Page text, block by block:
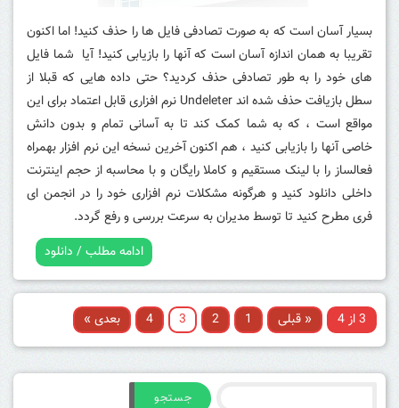
بسیار آسان است که به صورت تصادفی فایل ها را حذف کنید! اما اکنون
تقریبا به همان اندازه آسان است که آنها را بازیابی کنید! آیا شما فایل
های خود را به طور تصادفی حذف کردید؟ حتی داده هایی که قبلا از
سطل بازیافت حذف شده اند Undeleter نرم افزاری قابل اعتماد برای این
مواقع است ، که به شما کمک کند تا به آسانی تمام و بدون دانش
خاصی آنها را بازیابی کنید ، هم اکنون آخرین نسخه این نرم افزار بهمراه
فعالساز را با لینک مستقیم و کاملا رایگان و با محاسبه از حجم اینترنت
داخلی دانلود کنید و هرگونه مشکلات نرم افزاری خود را در انجمن ای
فری مطرح کنید تا توسط مدیران به سرعت بررسی و رفع گردد.
ادامه مطلب / دانلود
3 از 4 « قبلی 1
2
3
4 بعدی »
جستجو